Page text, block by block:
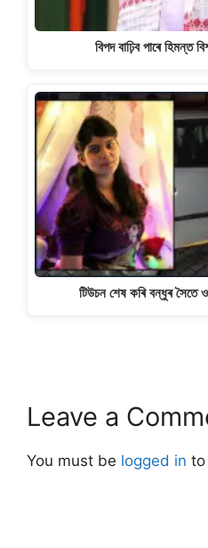
বিপদ বাঢ়িব পাৰে হিমন্ত
টিউচন শেষ কৰি বন্ধুৰ সৈতে
Leave a
You must be logged in to